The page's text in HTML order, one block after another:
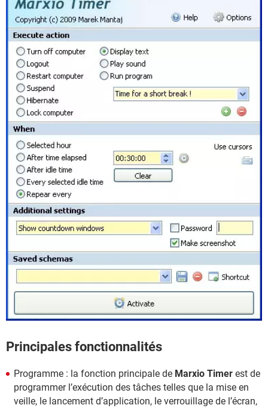
Principales fonctionnalités
Programme : la fonction principale de Marxio Timer est de
programmer l’exécution des tâches telles que la mise en
veille, le lancement d’application, le verrouillage de l’écran,